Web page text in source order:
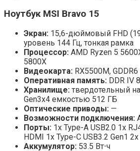
Ноутбук MSI Bravo 15
Экран: 15,6-дюймовый FHD
уровень 144 Гц, тонкая рамка
Процессор: AMD Ryzen 5
5800Х
Видеокарта: RX5500M,
Оперативная память: DDR IV
Хранилище: твердотельный
Gen3x4 емкостью 512 ГБ
Оптические приводы: —
Возможности подключения:
Порты: 1x Type-A USB2.0 1x
HDMI 1x Type-C USB3.2 Gen1
Аккумулятор: 53.5 Вт⋅ч